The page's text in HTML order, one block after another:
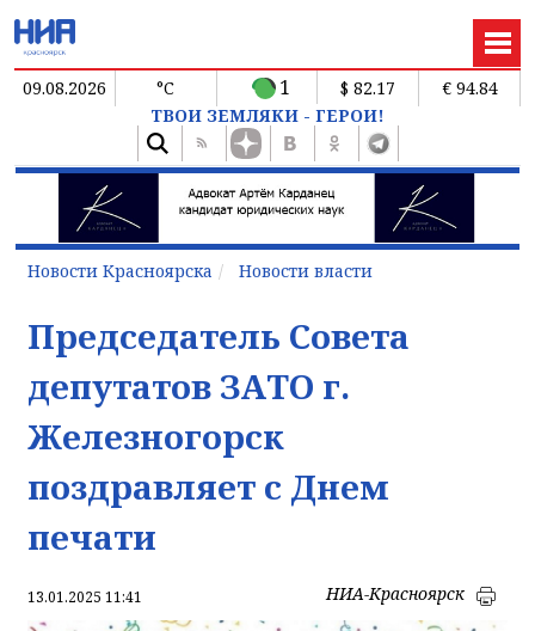
09.08.2026 °C 1 $ 82.17
€ 94.84
ТВОИ ЗЕМЛЯКИ - ГЕРОИ!
Новости Красноярска Новости власти
Председатель Совета
депутатов ЗАТО г.
Железногорск
поздравляет с Днем
печати
13.01.2025 11:41 НИА-Красноярск